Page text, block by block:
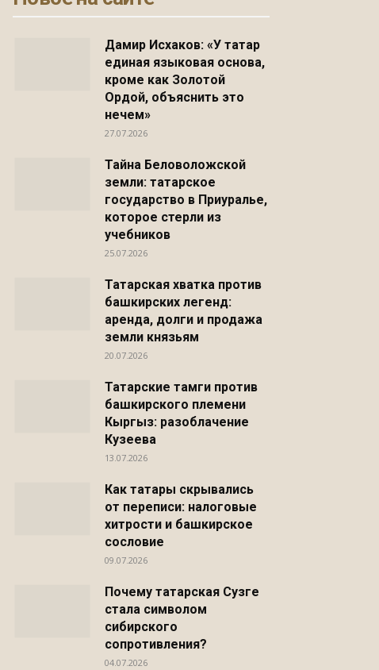
Дамир Исхаков: «У татар
единая языковая основа,
кроме как Золотой
Ордой, объяснить это
нечем»
27.07.2026
Тайна Беловоложской
земли: татарское
государство в Приуралье,
которое стерли из
учебников
25.07.2026
Татарская хватка против
башкирских легенд:
аренда, долги и продажа
земли князьям
20.07.2026
Татарские тамги против
башкирского племени
Кыргыз: разоблачение
Кузеева
13.07.2026
Как татары скрывались
от переписи: налоговые
хитрости и башкирское
сословие
09.07.2026
Почему татарская Сузге
стала символом
сибирского
сопротивления?
04.07.2026